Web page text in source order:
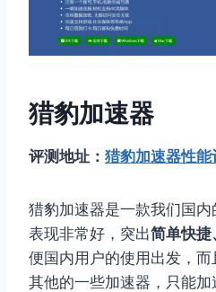
猎豹加速器
评测地址： 猎豹加速器性能
猎豹加速器是一款我们国
表现非常好，突出简单快捷
便国内用户的使用出发，
其他的一些加速器，只能